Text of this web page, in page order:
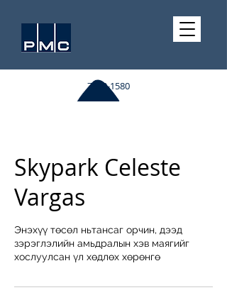
7510-1580
Skypark Celeste
Vargas
Энэхүү төсөл ньтансаг орчин, дээд
зэрэглэлийн амьдралын хэв маягийг
хослуулсан үл хөдлөх хөрөнгө